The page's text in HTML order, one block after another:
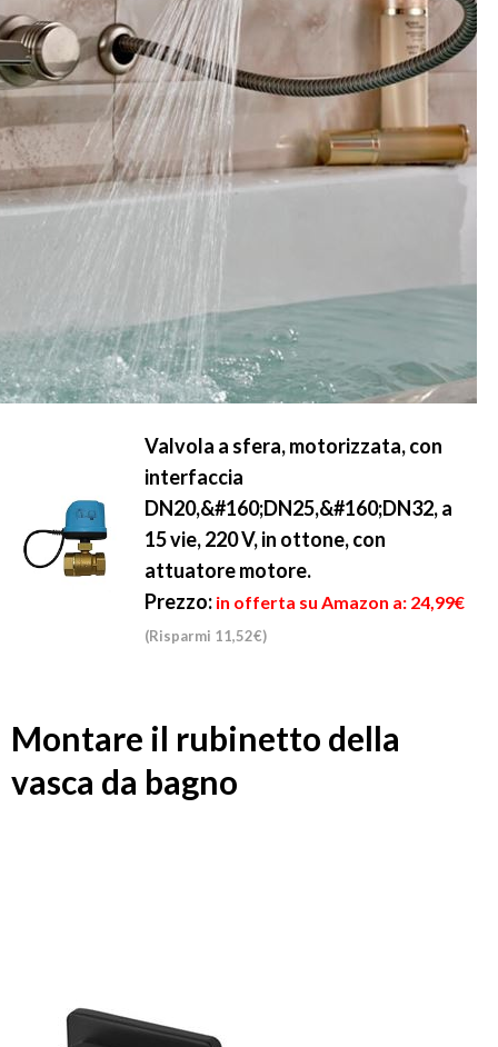
Valvola a sfera, motorizzata, con
interfaccia
DN20,&#160;DN25,&#160;DN32, a
15 vie, 220 V, in ottone, con
attuatore motore.
Prezzo: in offerta su Amazon a: 24,99€
(Risparmi 11,52€)
Montare il rubinetto della
vasca da bagno